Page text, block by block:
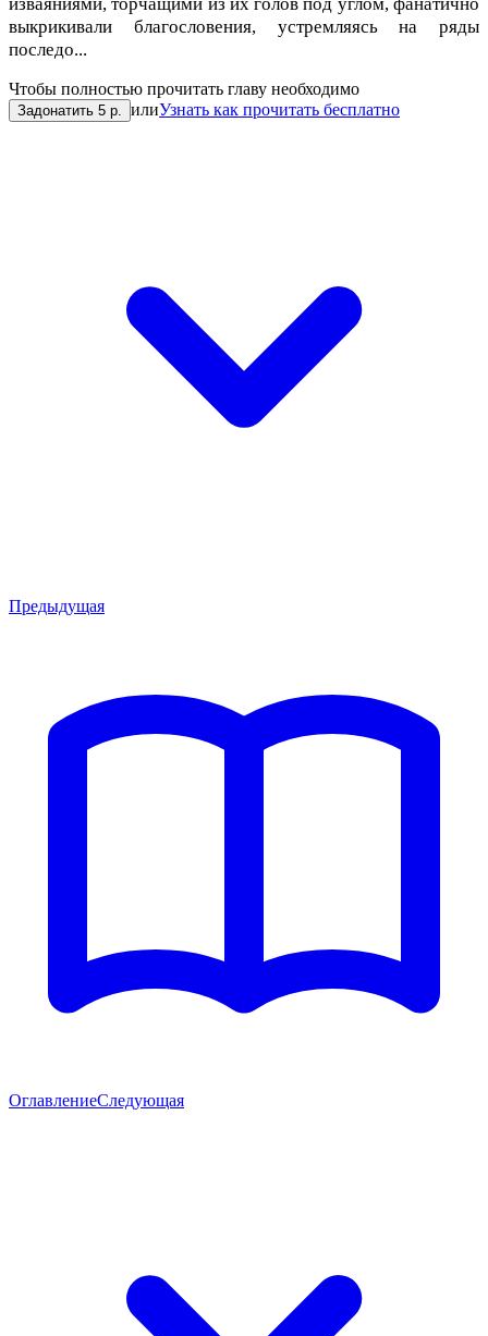
выкрикивали благословения, устремляясь на ряды
последо...
Чтобы полностью прочитать главу необходимо
Задонатить 5 р. илиУзнать как прочитать бесплатно
Предыдущая
ОглавлениеСледующая